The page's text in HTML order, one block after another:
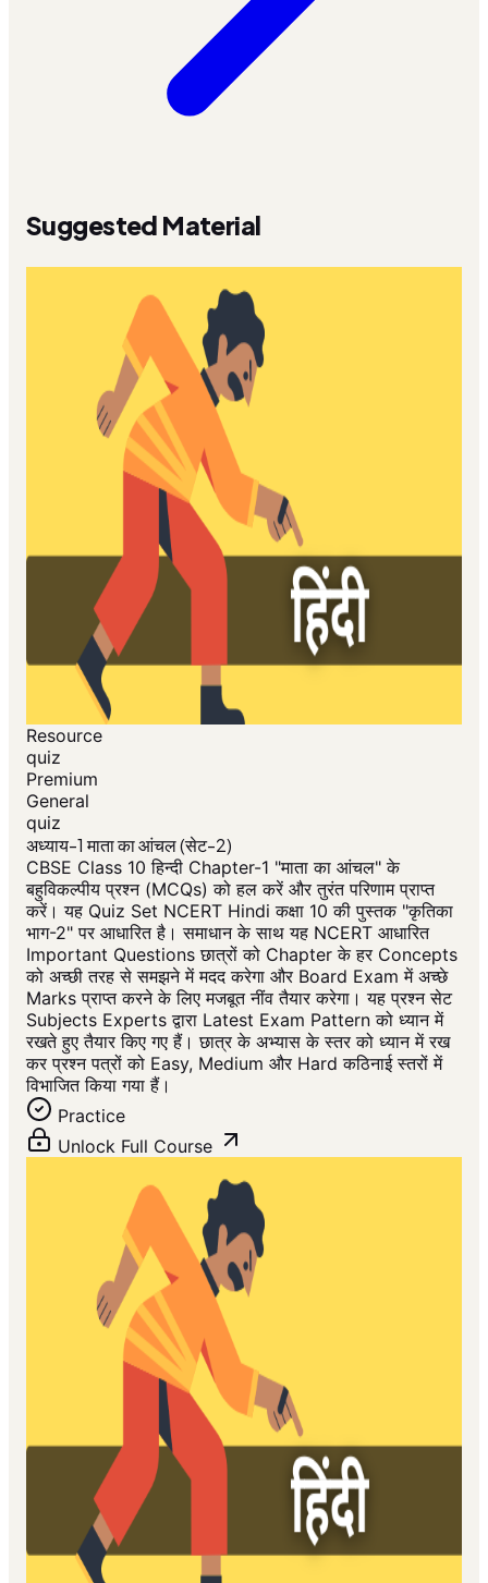
Suggested Material
Resource
quiz
Premium
General
quiz
अध्याय-1 माता का आंचल (सेट-2)
CBSE Class 10 हिन्दी Chapter-1 "माता का आंचल" के
बहुविकल्पीय प्रश्न (MCQs) को हल करें और तुरंत परिणाम प्राप्त
करें। यह Quiz Set NCERT Hindi कक्षा 10 की पुस्तक "कृतिका
भाग-2" पर आधारित है। समाधान के साथ यह NCERT आधारित
Important Questions छात्रों को Chapter के हर Concepts
को अच्छी तरह से समझने में मदद करेगा और Board Exam में अच्छे
Marks प्राप्त करने के लिए मजबूत नींव तैयार करेगा। यह प्रश्न सेट
Subjects Experts द्वारा Latest Exam Pattern को ध्यान में
रखते हुए तैयार किए गए हैं। छात्र के अभ्यास के स्तर को ध्यान में रख
कर प्रश्न पत्रों को Easy, Medium और Hard कठिनाई स्तरों में
विभाजित किया गया हैं।
Practice
Unlock Full Course